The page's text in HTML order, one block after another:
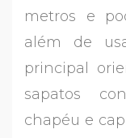
metros e
além de
principal
sapatos
chapéu e